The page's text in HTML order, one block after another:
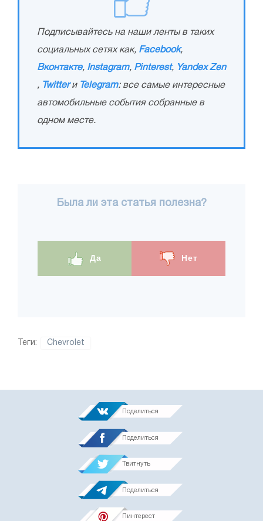
Подписывайтесь на наши ленты в таких
социальных сетях как, Facebook,
Вконтакте, Instagram, Pinterest, Yandex Zen
, Twitterи Telegram: все самые интересные
автомобильные события собранные в
одном месте.
Была ли эта статья полезна?
Да Нет
Теги: Chevrolet
Поделиться
Поделиться
Твитнуть
Поделиться
Пинтерест